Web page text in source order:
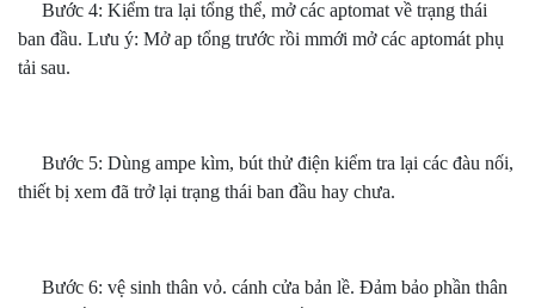
Bước 4: Kiểm tra lại tổng thể, mở các aptomat về trạng thái
ban đầu. Lưu ý: Mở ap tổng trước rồi mmới mở các aptomát phụ
tải sau.
Bước 5: Dùng ampe kìm, bút thử điện kiểm tra lại các đàu nối,
thiết bị xem đã trở lại trạng thái ban đầu hay chưa.
Bước 6: vệ sinh thân vỏ. cánh cửa bản lề. Đảm bảo phần thân